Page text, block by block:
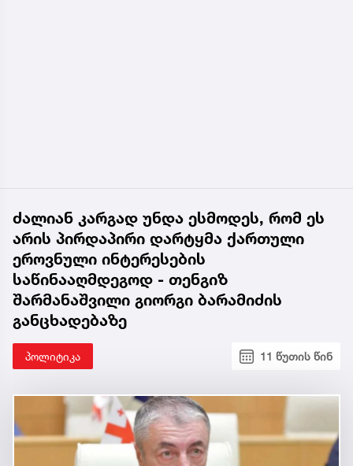
ძალიან კარგად უნდა ესმოდეს, რომ ეს
არის პირდაპირი დარტყმა ქართული
ეროვნული ინტერესების
საწინააღმდეგოდ - თენგიზ
შარმანაშვილი გიორგი ბარამიძის
განცხადებაზე
პოლიტიკა 11 წუთის წინ